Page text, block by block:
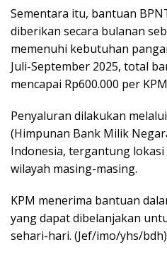
Sementara itu, bantuan
diberikan secara bulanan
memenuhi kebutuhan
Juli-September 2025, total
mencapai Rp600.000 per
Penyaluran dilakukan
(Himpunan Bank Milik
Indonesia, tergantung
wilayah masing-masing.
KPM menerima bantuan
yang dapat dibelanjakan
sehari-hari. (Jef/imo/yhs/bdh)